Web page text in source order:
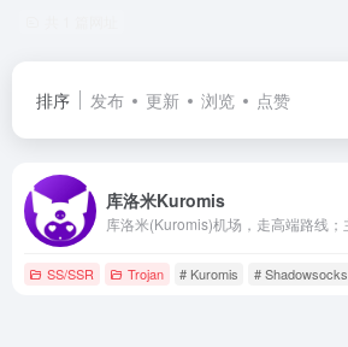
排序 发布 更新 浏览 点赞
库洛米Kuromis
SS/SSR Trojan # Kuromis # Shadowsocks